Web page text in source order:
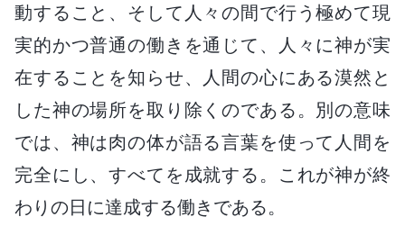
動すること、そして人々の間で行う極めて現
実的かつ普通の働きを通じて、人々に神が実
在することを知らせ、人間の心にある漠然と
した神の場所を取り除くのである。別の意味
では、神は肉の体が語る言葉を使って人間を
完全にし、すべてを成就する。これが神が終
わりの日に達成する働きである。